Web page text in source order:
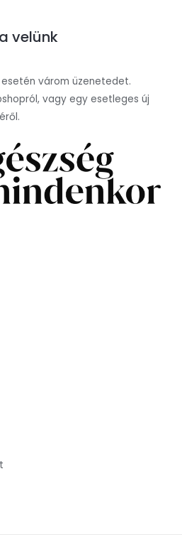
velünk
várom üzenetedet.
vagy egy esetleges új